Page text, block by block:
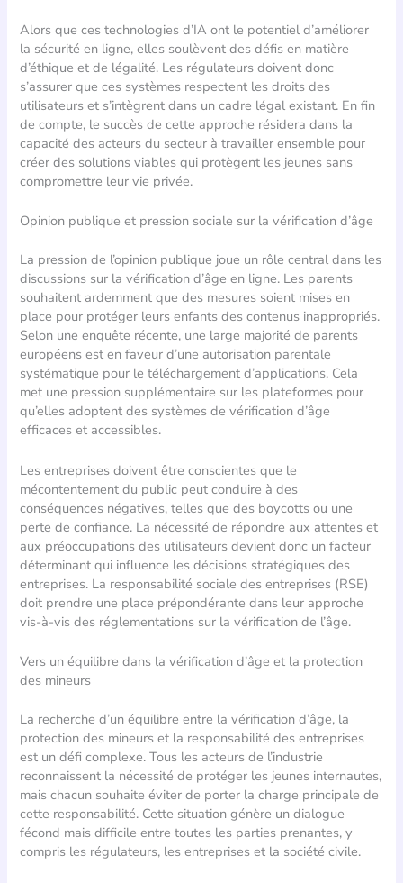
Alors que ces technologies d’IA ont le potentiel d’améliorer
la sécurité en ligne, elles soulèvent des défis en matière
d’éthique et de légalité. Les régulateurs doivent donc
s’assurer que ces systèmes respectent les droits des
utilisateurs et s’intègrent dans un cadre légal existant. En fin
de compte, le succès de cette approche résidera dans la
capacité des acteurs du secteur à travailler ensemble pour
créer des solutions viables qui protègent les jeunes sans
compromettre leur vie privée.
Opinion publique et pression sociale sur la vérification d’âge
La pression de l’opinion publique joue un rôle central dans les
discussions sur la vérification d’âge en ligne. Les parents
souhaitent ardemment que des mesures soient mises en
place pour protéger leurs enfants des contenus inappropriés.
Selon une enquête récente, une large majorité de parents
européens est en faveur d’une autorisation parentale
systématique pour le téléchargement d’applications. Cela
met une pression supplémentaire sur les plateformes pour
qu’elles adoptent des systèmes de vérification d’âge
efficaces et accessibles.
Les entreprises doivent être conscientes que le
mécontentement du public peut conduire à des
conséquences négatives, telles que des boycotts ou une
perte de confiance. La nécessité de répondre aux attentes et
aux préoccupations des utilisateurs devient donc un facteur
déterminant qui influence les décisions stratégiques des
entreprises. La responsabilité sociale des entreprises (RSE)
doit prendre une place prépondérante dans leur approche
vis-à-vis des réglementations sur la vérification de l’âge.
Vers un équilibre dans la vérification d’âge et la protection
des mineurs
La recherche d’un équilibre entre la vérification d’âge, la
protection des mineurs et la responsabilité des entreprises
est un défi complexe. Tous les acteurs de l’industrie
reconnaissent la nécessité de protéger les jeunes internautes,
mais chacun souhaite éviter de porter la charge principale de
cette responsabilité. Cette situation génère un dialogue
fécond mais difficile entre toutes les parties prenantes, y
compris les régulateurs, les entreprises et la société civile.